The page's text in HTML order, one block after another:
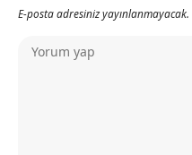
E-posta adresiniz yayınlanmayacak.